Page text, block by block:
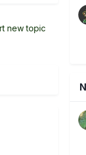
new topic